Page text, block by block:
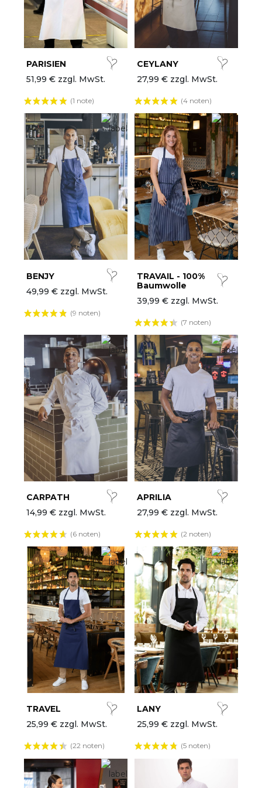
Marken
Chance
Works
PARISIEN
51,99 € zzgl. MwSt.
(1 note)
CEYLANY
27,99 € zzgl. MwSt.
(4 noten)
BENJY
49,99 € zzgl. MwSt.
(9 noten)
TRAVAIL - 100%
Baumwolle
39,99 € zzgl. MwSt.
(7 noten)
CARPATH
14,99 € zzgl. MwSt.
(6 noten)
APRILIA
27,99 € zzgl. MwSt.
(2 noten)
TRAVEL
25,99 € zzgl. MwSt.
(22 noten)
LANY
25,99 € zzgl. MwSt.
(5 noten)